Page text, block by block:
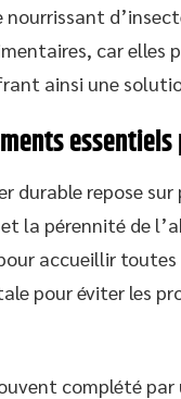
nourrissant
car elles
ainsi une
durable repose
la pérennité de
accueillir
pour éviter les
complété